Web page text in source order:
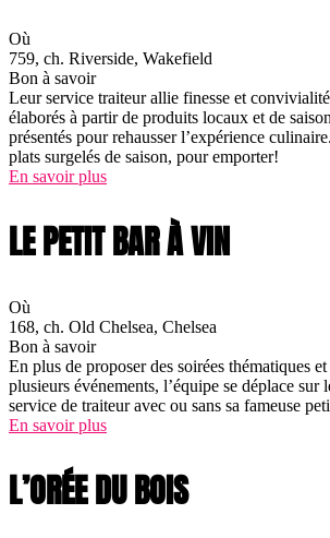
Où
759, ch. Riverside, Wakefield
Bon à savoir
Leur service traiteur allie finesse et
élaborés à partir de produits locaux et de
présentés pour rehausser l’expérience
plats surgelés de saison, pour emporter!
En savoir plus
LE PETIT BAR À VIN
Où
168, ch. Old Chelsea, Chelsea
Bon à savoir
En plus de proposer des soirées thématiques et
plusieurs événements, l’équipe se déplace sur
service de traiteur avec ou sans sa fameuse
En savoir plus
L’ORÉE DU BOIS